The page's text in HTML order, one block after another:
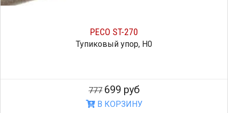
PECO ST-270
Тупиковый упор, H0
777 699 руб
В КОРЗИНУ